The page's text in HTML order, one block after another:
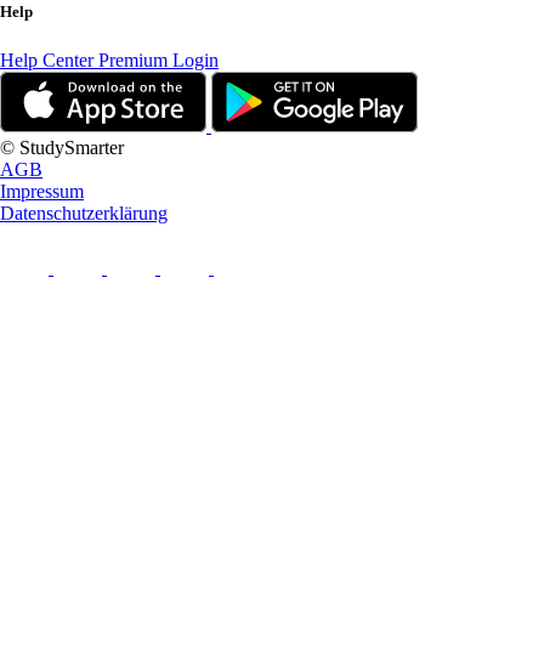
Help
Help CenterPremium Login
© StudySmarter
AGB
Impressum
Datenschutzerklärung